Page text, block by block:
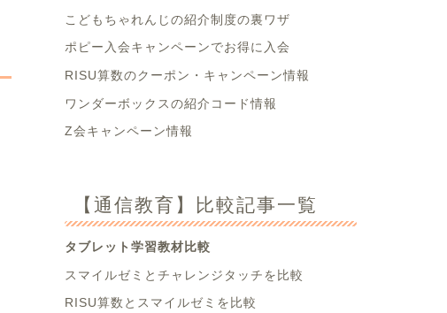
こどもちゃれんじの紹介制度の裏ワザ
ポピー入会キャンペーンでお得に入会
RISU算数のクーポン・キャンペーン情報
ワンダーボックスの紹介コード情報
Z会キャンペーン情報
【通信教育】比較記事一覧
タブレット学習教材比較
スマイルゼミとチャレンジタッチを比較
RISU算数とスマイルゼミを比較